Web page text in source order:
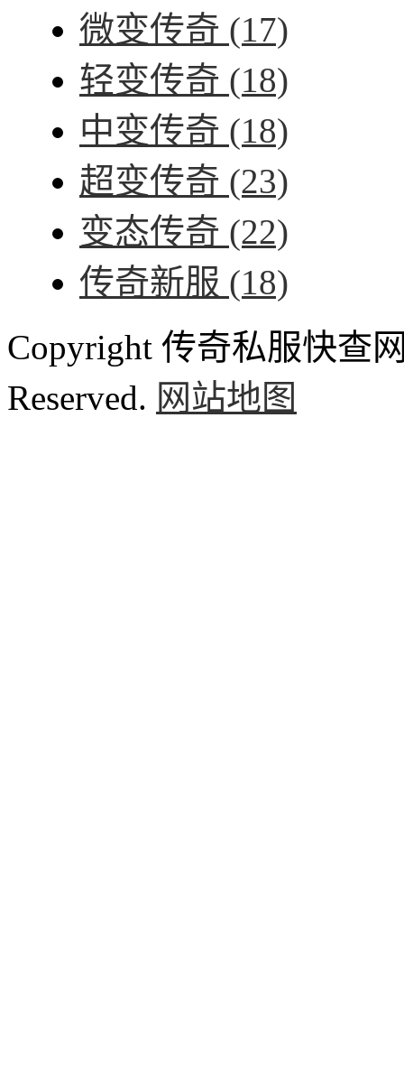
微变传奇 (17)
轻变传奇 (18)
中变传奇 (18)
超变传奇 (23)
变态传奇 (22)
传奇新服 (18)
Copyright 传奇私服快查
Reserved. 网站地图